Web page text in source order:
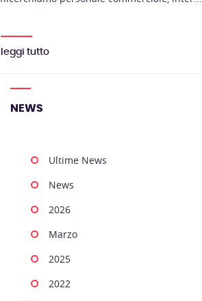
leggi tutto
NEWS
Ultime News
News
2026
Marzo
2025
2022